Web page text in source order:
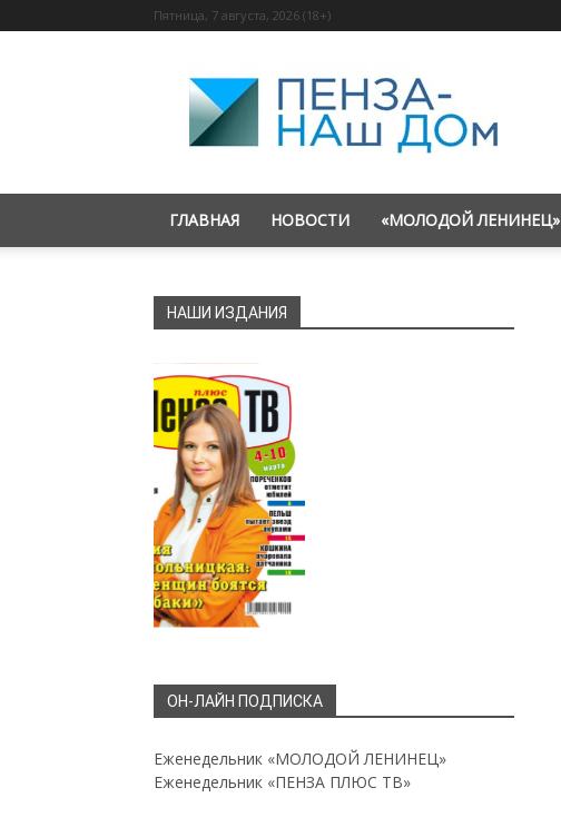
Пятница, 7 августа, 2026 (18+)
«Пенза
—
наш
дом»
ГЛАВНАЯ НОВОСТИ «МОЛОДОЙ ЛЕНИНЕЦ»
НАШИ ИЗДАНИЯ
ОН-ЛАЙН ПОДПИСКА
Еженедельник «МОЛОДОЙ ЛЕНИНЕЦ»
Еженедельник «ПЕНЗА ПЛЮС ТВ»